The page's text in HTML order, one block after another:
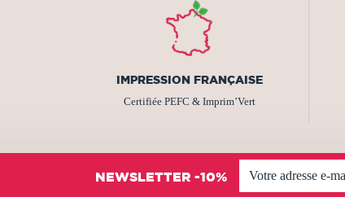
IMPRESSION FRANÇAISE
Certifiée PEFC & Imprim’Vert
NEWSLETTER -10%